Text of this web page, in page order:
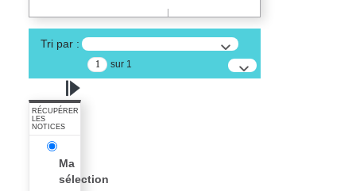
Tri par :
sur 1
RÉCUPÉRER
LES
NOTICES
Ma
sélection